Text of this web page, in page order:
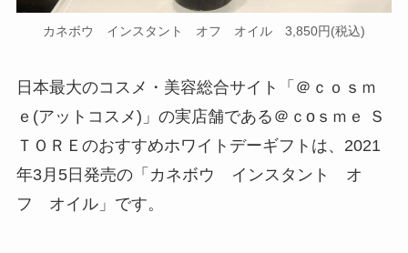
カネボウ インスタント オフ オイル 3,850円(税込)
日本最大のコスメ・美容総合サイト「＠ｃｏｓｍ
ｅ(アットコスメ)」の実店舗である＠ｃoｓｍｅ Ｓ
ＴＯＲＥのおすすめホワイトデーギフトは、2021
年3月5日発売の「カネボウ インスタント オ
フ オイル」です。